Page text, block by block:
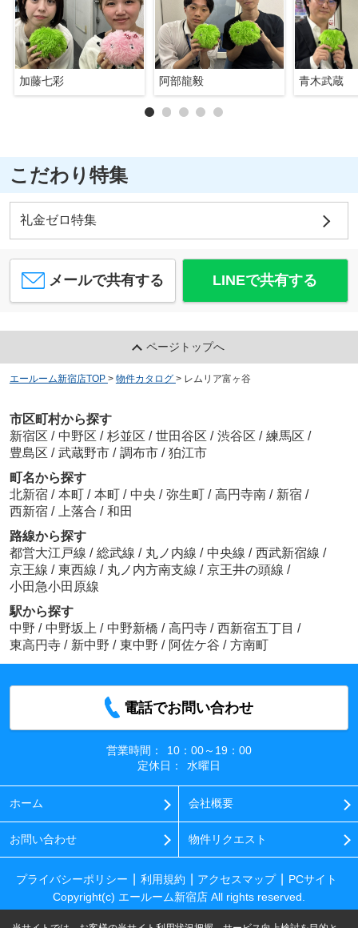
加藤七彩 阿部龍毅 青木武蔵
こだわり特集
礼金ゼロ特集
メールで共有する LINEで共有する
ページトップへ
エールーム新宿店TOP > 物件カタログ > レムリア富ヶ谷
市区町村から探す
新宿区 / 中野区 / 杉並区 / 世田谷区 / 渋谷区 / 練馬区 /
豊島区 / 武蔵野市 / 調布市 / 狛江市
町名から探す
北新宿 / 本町 / 本町 / 中央 / 弥生町 / 高円寺南 / 新宿 /
西新宿 / 上落合 / 和田
路線から探す
都営大江戸線 / 総武線 / 丸ノ内線 / 中央線 / 西武新宿線 /
京王線 / 東西線 / 丸ノ内方南支線 / 京王井の頭線 /
小田急小田原線
駅から探す
中野 / 中野坂上 / 中野新橋 / 高円寺 / 西新宿五丁目 /
東高円寺 / 新中野 / 東中野 / 阿佐ケ谷 / 方南町
電話でお問い合わせ
営業時間：
10：00～19：00
定休日：
水曜日
ホーム 会社概要
お問い合わせ 物件リクエスト
プライバシーポリシー 利用規約 アクセスマップ
PCサイト
Copyright(c) エールーム新宿店 All rights reserved.